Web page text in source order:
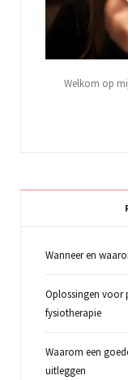
Welkom op
Wanneer en
Oplossingen voor
fysiotherapie
Waarom een
uitleggen